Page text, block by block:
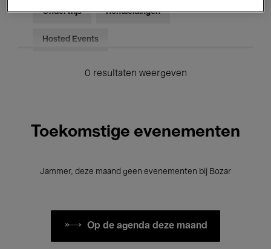
Onderwijs Rondleidingen
Hosted Events
0 resultaten weergeven
Toekomstige evenementen
Jammer, deze maand geen evenementen bij Bozar
Op de agenda deze maand